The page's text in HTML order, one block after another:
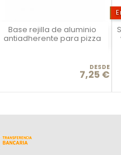
Base rejilla de aluminio
antiadherente para pizza
Precio
DESDE
7,25 €

Vista rápida